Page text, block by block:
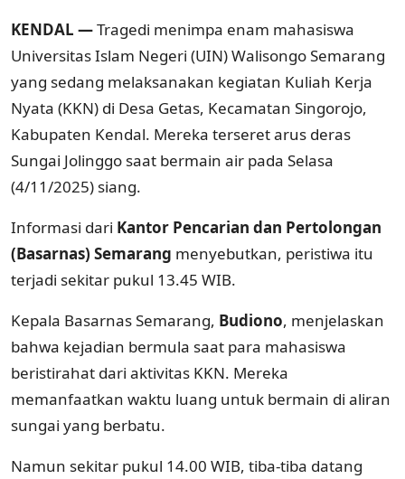
KENDAL —Tragedi menimpa enam mahasiswa
Universitas Islam Negeri (UIN) Walisongo Semarang
yang sedang melaksanakan kegiatan Kuliah Kerja
Nyata (KKN) di Desa Getas, Kecamatan Singorojo,
Kabupaten Kendal. Mereka terseret arus deras
Sungai Jolinggo saat bermain air pada Selasa
(4/11/2025) siang.
Informasi dari Kantor Pencarian dan Pertolongan
(Basarnas) Semarang menyebutkan, peristiwa itu
terjadi sekitar pukul 13.45 WIB.
Kepala Basarnas Semarang, Budiono, menjelaskan
bahwa kejadian bermula saat para mahasiswa
beristirahat dari aktivitas KKN. Mereka
memanfaatkan waktu luang untuk bermain di aliran
sungai yang berbatu.
Namun sekitar pukul 14.00 WIB, tiba-tiba datang